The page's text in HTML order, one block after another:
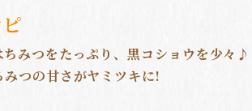
ちみつをたっぷり、黒コショウを少々♪
つの甘さがヤミツキに!